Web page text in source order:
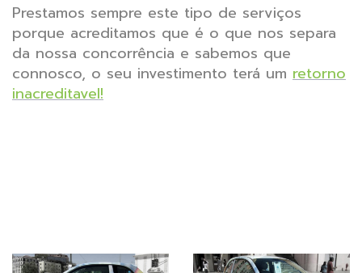
Prestamos sempre este tipo de serviços
porque acreditamos que é o que nos separa
da nossa concorrência e sabemos que
connosco, o seu investimento terá um retorno
inacreditavel!